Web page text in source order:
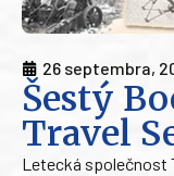
26 septembra,
Šestý
Travel
Letecká společnost